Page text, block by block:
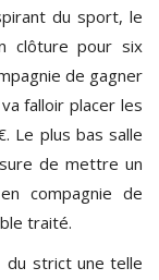
du sport, le
clôture pour six
de gagner
falloir placer les
Le plus bas salle
de mettre un
compagnie de
traité.
du strict une telle